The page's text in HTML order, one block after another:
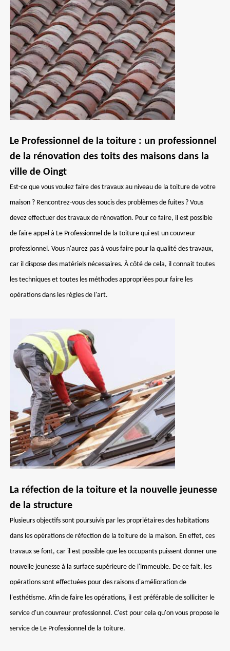
Le Professionnel de la toiture : un professionnel
de la rénovation des toits des maisons dans la
ville de Oingt
Est-ce que vous voulez faire des travaux au niveau de la toiture de votre
maison ? Rencontrez-vous des soucis des problèmes de fuites ? Vous
devez effectuer des travaux de rénovation. Pour ce faire, il est possible
de faire appel à Le Professionnel de la toiture qui est un couvreur
professionnel. Vous n'aurez pas à vous faire pour la qualité des travaux,
car il dispose des matériels nécessaires. À côté de cela, il connait toutes
les techniques et toutes les méthodes appropriées pour faire les
opérations dans les règles de l'art.
La réfection de la toiture et la nouvelle jeunesse
de la structure
Plusieurs objectifs sont poursuivis par les propriétaires des habitations
dans les opérations de réfection de la toiture de la maison. En effet, ces
travaux se font, car il est possible que les occupants puissent donner une
nouvelle jeunesse à la surface supérieure de l'immeuble. De ce fait, les
opérations sont effectuées pour des raisons d'amélioration de
l'esthétisme. Afin de faire les opérations, il est préférable de solliciter le
service d'un couvreur professionnel. C'est pour cela qu'on vous propose le
service de Le Professionnel de la toiture.